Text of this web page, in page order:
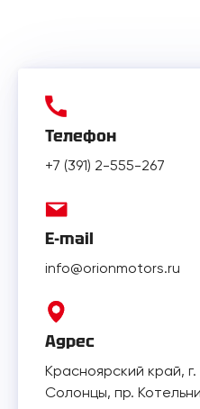
Телефон
+7 (391) 2-555-267
E-mail
info@orionmotors.ru
Адрес
Красноярский край,
Солонцы, пр.